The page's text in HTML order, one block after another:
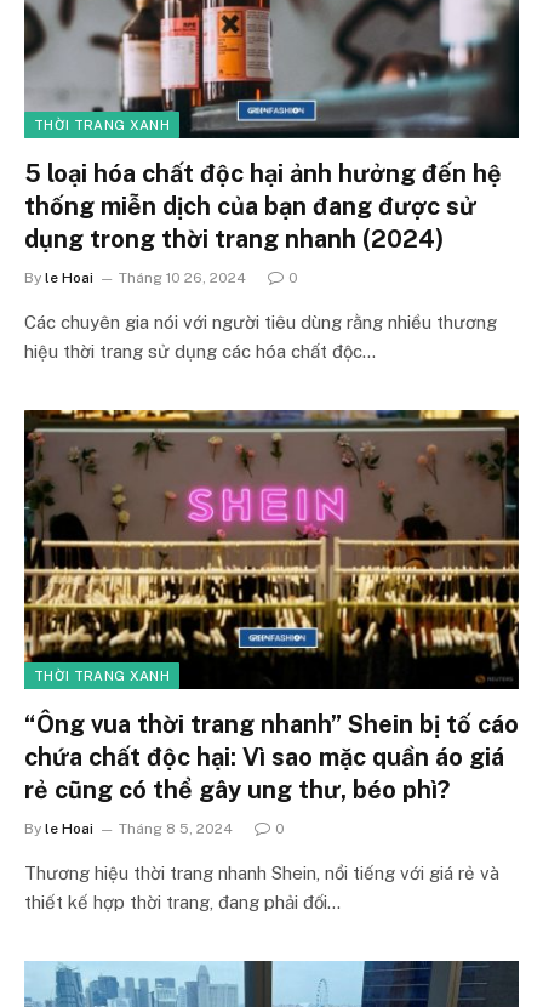
THỜI TRANG XANH
5 loại hóa chất độc hại ảnh hưởng đến hệ
thống miễn dịch của bạn đang được sử
dụng trong thời trang nhanh (2024)
By le Hoai Tháng 10 26, 2024 0
Các chuyên gia nói với người tiêu dùng rằng nhiều thương
hiệu thời trang sử dụng các hóa chất độc…
THỜI TRANG XANH
“Ông vua thời trang nhanh” Shein bị tố cáo
chứa chất độc hại: Vì sao mặc quần áo giá
rẻ cũng có thể gây ung thư, béo phì?
By le Hoai Tháng 8 5, 2024 0
Thương hiệu thời trang nhanh Shein, nổi tiếng với giá rẻ và
thiết kế hợp thời trang, đang phải đối…